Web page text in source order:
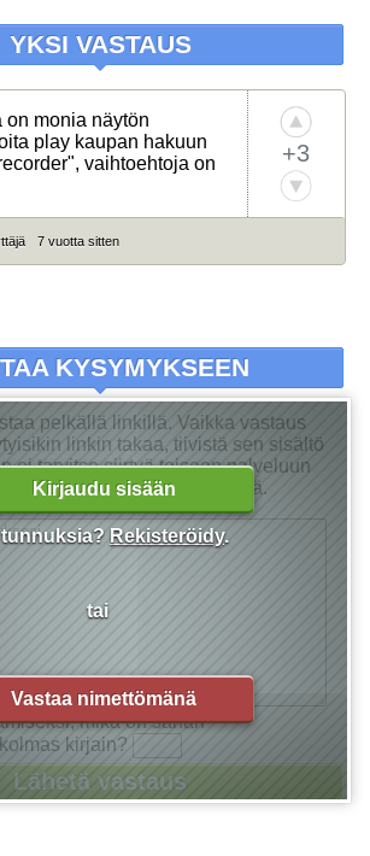
YKSI VASTAUS
on monia näytön
play kaupan hakuun
vaihtoehtoja on
+3
7 vuotta sitten
Kirjaudu sisään
Rekisteröidy.
tai
Vastaa nimettömänä
KYSYMYKSEEN
pelkällä linkillä. Vaikka vastaus
linkin takaa, tiivistä sen sisältö
ei tarvitse siirtyä toiseen palveluun
vastauksen kysymykseensä.
mikä on sanan
kolmas kirjain?